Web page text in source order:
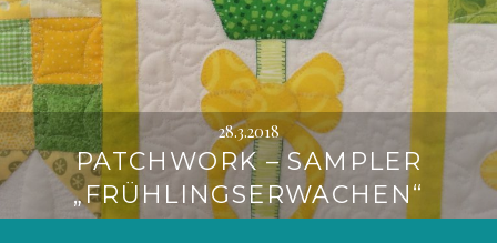
28.3.2018
PATCHWORK – SAMPLER
„FRÜHLINGSERWACHEN“